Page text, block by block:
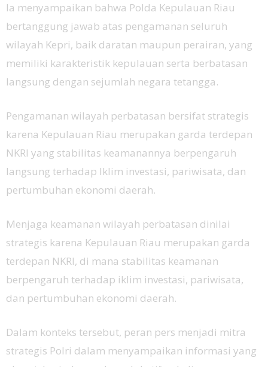
Ia menyampaikan bahwa Polda Kepulauan Riau
bertanggung jawab atas pengamanan seluruh
wilayah Kepri, baik daratan maupun perairan, yang
memiliki karakteristik kepulauan serta berbatasan
langsung dengan sejumlah negara tetangga.
Pengamanan wilayah perbatasan bersifat strategis
karena Kepulauan Riau merupakan garda terdepan
NKRI yang stabilitas keamanannya berpengaruh
langsung terhadap Iklim investasi, pariwisata, dan
pertumbuhan ekonomi daerah.
Menjaga keamanan wilayah perbatasan dinilai
strategis karena Kepulauan Riau merupakan garda
terdepan NKRI, di mana stabilitas keamanan
berpengaruh terhadap iklim investasi, pariwisata,
dan pertumbuhan ekonomi daerah.
Dalam konteks tersebut, peran pers menjadi mitra
strategis Polri dalam menyampaikan informasi yang